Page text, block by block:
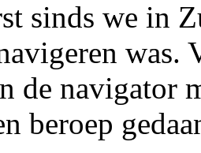
sinds we in
was.
de navigator
beroep